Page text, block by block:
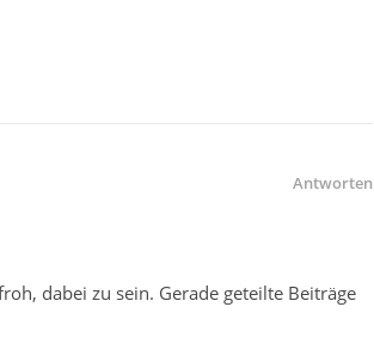
Antworten
dabei zu sein. Gerade geteilte Beiträge